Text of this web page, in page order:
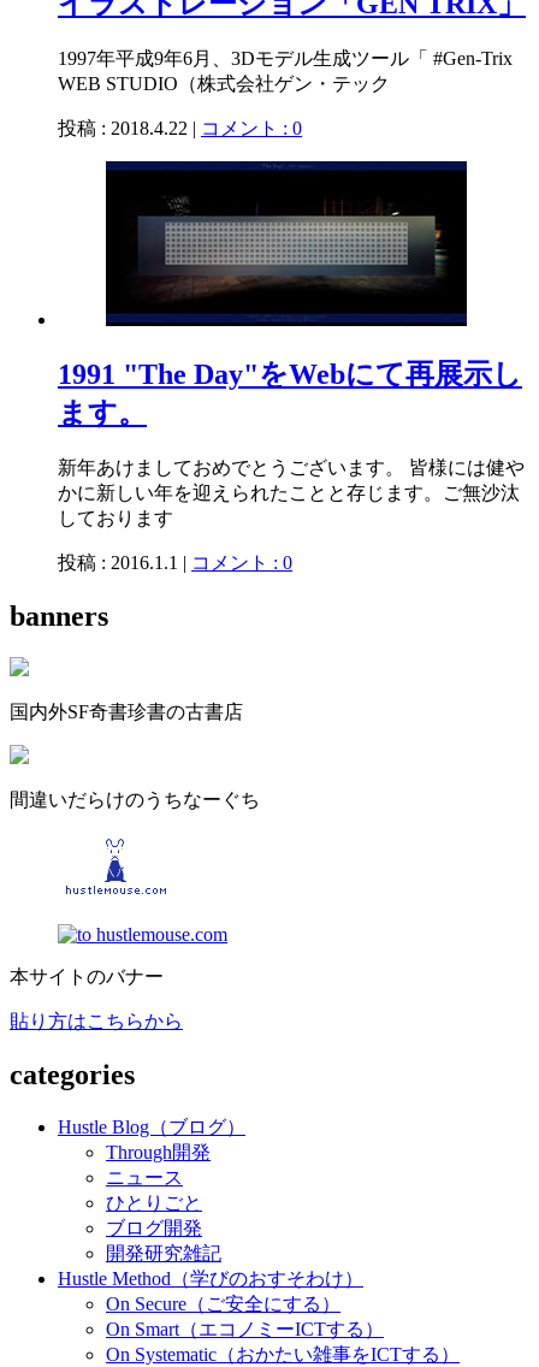
1997年平成9年6月、3Dモデル生成ツール「 #Gen-Trix
WEB STUDIO（株式会社ゲン・テック
投稿 : 2018.4.22 | コメント : 0
1991 "The Day"をWebにて再展示し
ます。
新年あけましておめでとうございます。 皆様には健や
かに新しい年を迎えられたことと存じます。ご無沙汰
しております
投稿 : 2016.1.1 | コメント : 0
banners
国内外SF奇書珍書の古書店
間違いだらけのうちなーぐち
本サイトのバナー
貼り方はこちらから
categories
Hustle Blog（ブログ）
Through開発
ニュース
ひとりごと
ブログ開発
開発研究雑記
Hustle Method（学びのおすそわけ）
On Secure（ご安全にする）
On Smart（エコノミーICTする）
On Systematic（おかたい雑事をICTする）